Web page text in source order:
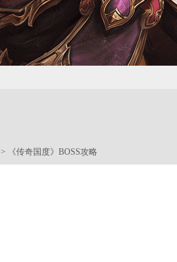
> 《传奇国度》BOSS攻略